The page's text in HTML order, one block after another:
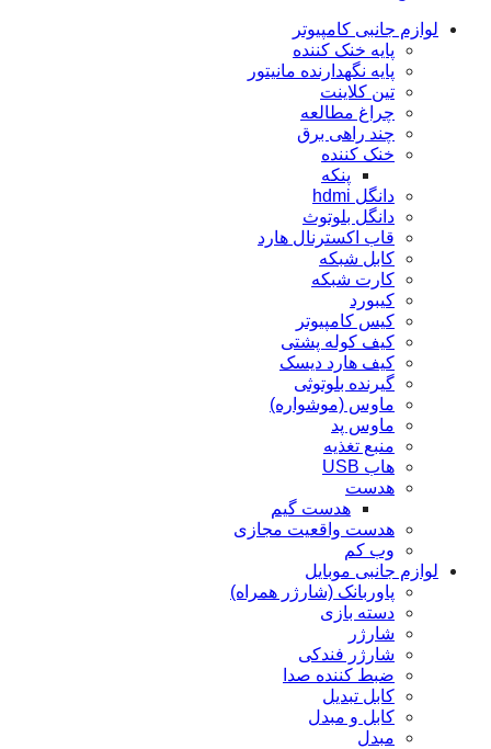
لوازم جانبی کامپیوتر
پایه خنک کننده
پایه نگهدارنده مانیتور
تین کلاینت
چراغ مطالعه
چند راهی برق
خنک کننده
پنکه
دانگل hdmi
دانگل بلوتوث
قاب اکسترنال هارد
کابل شبکه
کارت شبکه
کيبورد
کیس کامپیوتر
کیف کوله پشتی
کیف هارد دیسک
گیرنده بلوتوثی
ماوس (موشواره)
ماوس پد
منبع تغذیه
هاب USB
هدست
هدست گیم
هدست واقعیت مجازی
وب کم
لوازم جانبی موبایل
پاوربانک (شارژر همراه)
دسته بازی
شارژر
شارژر فندکی
ضبط کننده صدا
کابل تبدیل
کابل و مبدل
مبدل